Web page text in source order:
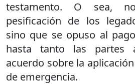
testamento. O sea,
pesificación de los
sino que se opuso al
hasta tanto las partes
acuerdo sobre la
de emergencia.